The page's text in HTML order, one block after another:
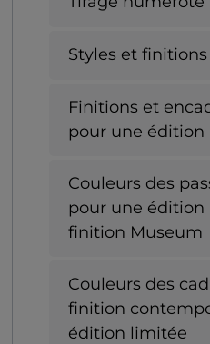
Styles et finitions
Finitions et
pour une édition
Couleurs des
pour une édition
finition Museum
Couleurs des
finition
édition limitée